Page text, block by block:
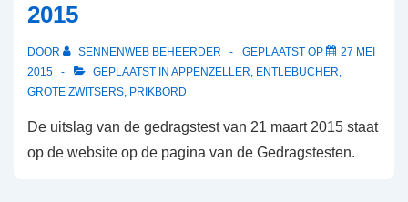
2015
DOOR SENNENWEB BEHEERDER GEPLAATST OP
27 MEI
2015
GEPLAATST IN APPENZELLER, ENTLEBUCHER,
GROTE ZWITSERS, PRIKBORD
De uitslag van de gedragstest van 21 maart 2015 staat
op de website op de pagina van de Gedragstesten.